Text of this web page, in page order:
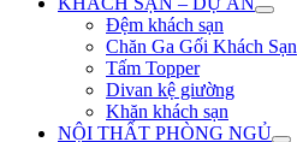
Đệm khách sạn
Chăn Ga Gối Khách Sạn
Tấm Topper
Divan kệ giường
Khăn khách sạn
NỘI THẤT PHÒNG NGỦ